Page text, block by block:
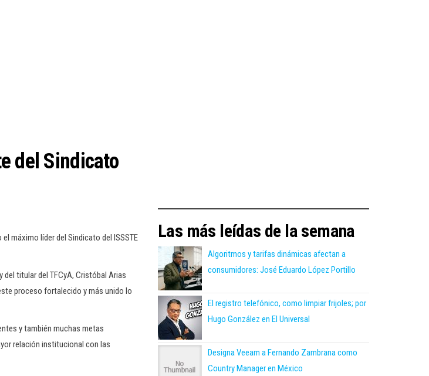
del Sindicato
máximo líder del Sindicato del ISSSTE
del titular del TFCyA, Cristóbal Arias
proceso fortalecido y más unido lo
y también muchas metas
relación institucional con las
Las más leídas de la semana
Algoritmos y tarifas dinámicas afectan a
consumidores: José Eduardo López Portillo
El registro telefónico, como limpiar frijoles; por
Hugo González en El Universal
Designa Veeam a Fernando Zambrana como
Country Manager en México